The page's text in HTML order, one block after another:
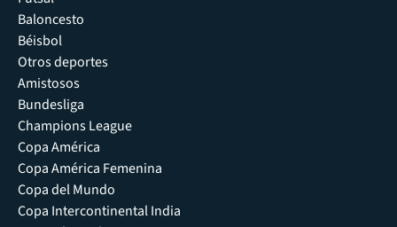
Baloncesto
Béisbol
Otros deportes
Amistosos
Bundesliga
Champions League
Copa América
Copa América Femenina
Copa del Mundo
Copa Intercontinental India